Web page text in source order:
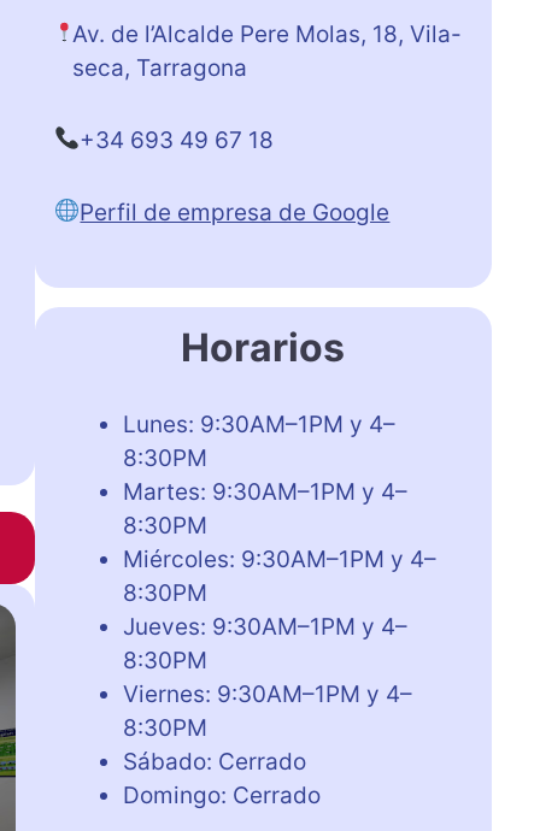
Av. de l’Alcalde Pere Molas, 18, Vila-
seca, Tarragona
+34 693 49 67 18
Perfil de empresa de Google
Horarios
Lunes: 9:30AM–1PM y 4–
8:30PM
Martes: 9:30AM–1PM y 4–
8:30PM
Miércoles: 9:30AM–1PM y 4–
8:30PM
Jueves: 9:30AM–1PM y 4–
8:30PM
Viernes: 9:30AM–1PM y 4–
8:30PM
Sábado: Cerrado
Domingo: Cerrado